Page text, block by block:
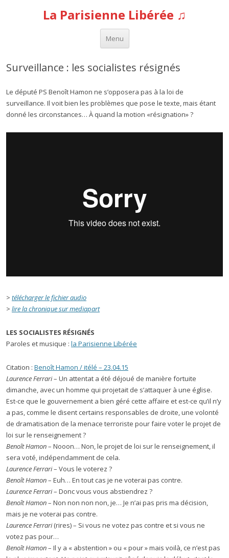
La Parisienne Libérée ♫
Menu
Aller au contenu
Surveillance : les socialistes résignés
Le député PS Benoît Hamon ne s’opposera pas à la loi de
surveillance. Il voit bien les problèmes que pose le texte, mais étant
donné les circonstances… À quand la motion «résignation» ?
> télécharger le fichier audio
> lire la chronique sur mediapart
LES SOCIALISTES RÉSIGNÉS
Paroles et musique : la Parisienne Libérée
Citation : Benoît Hamon / itélé – 23.04.15
Laurence Ferrari– Un attentat a été déjoué de manière fortuite
dimanche, avec un homme qui projetait de s’attaquer à une église.
Est-ce que le gouvernement a bien géré cette affaire et est-ce qu’il n’y
a pas, comme le disent certains responsables de droite, une volonté
de dramatisation de la menace terroriste pour faire voter le projet de
loi sur le renseignement ?
Benoît Hamon– Nooon… Non, le projet de loi sur le renseignement, il
sera voté, indépendamment de cela.
Laurence Ferrari– Vous le voterez ?
Benoît Hamon– Euh… En tout cas je ne voterai pas contre.
Laurence Ferrari– Donc vous vous abstiendrez ?
Benoît Hamon– Non non non non, je… Je n’ai pas pris ma décision,
mais je ne voterai pas contre.
Laurence Ferrari(rires) – Si vous ne votez pas contre et si vous ne
votez pas pour…
Benoît Hamon– Il y a « abstention » ou « pour » mais voilà, ce n’est pas